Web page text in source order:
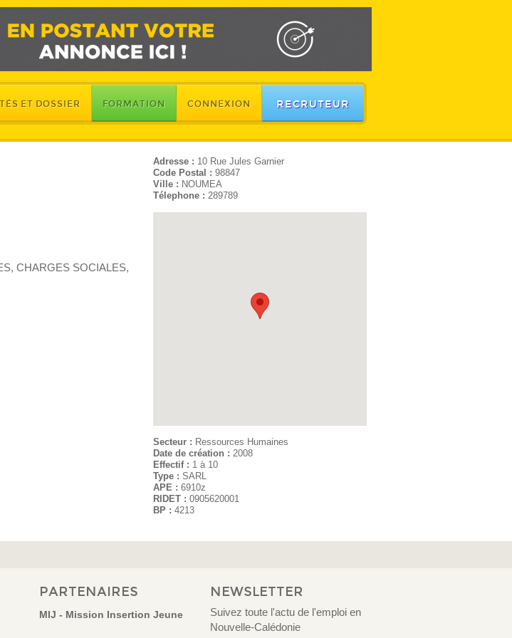
ET DOSSIER FORMATION CONNEXION RECRUTEUR
CHARGES SOCIALES,
Adresse : 10 Rue Jules Garnier
Code Postal : 98847
Ville : NOUMEA
Télephone : 289789
Secteur : Ressources Humaines
Date de création : 2008
Effectif : 1 à 10
Type : SARL
APE : 6910z
RIDET : 0905620001
BP : 4213
PARTENAIRES
MIJ - Mission Insertion Jeune
NEWSLETTER
Suivez toute l'actu de l'emploi en
Nouvelle-Calédonie